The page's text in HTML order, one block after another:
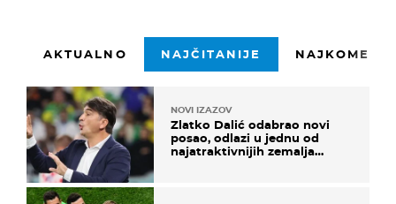
AKTUALNO NAJČITANIJE
NOVI IZAZOV
Zlatko Dalić odabrao novi
posao, odlazi u jednu od
najatraktivnijih zemalja